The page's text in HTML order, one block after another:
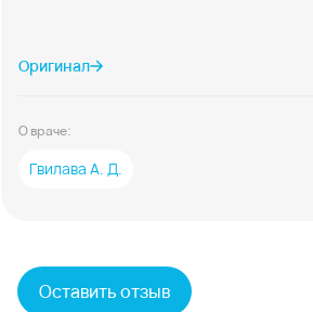
Оригинал
О враче:
Гвилава А. Д.
Оставить отзыв